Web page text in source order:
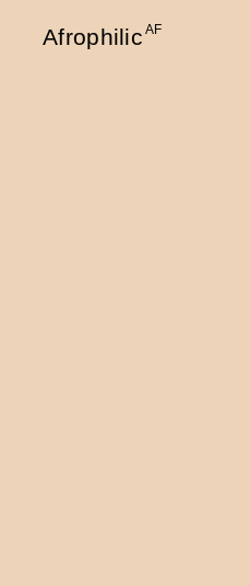
Afrophilic AF